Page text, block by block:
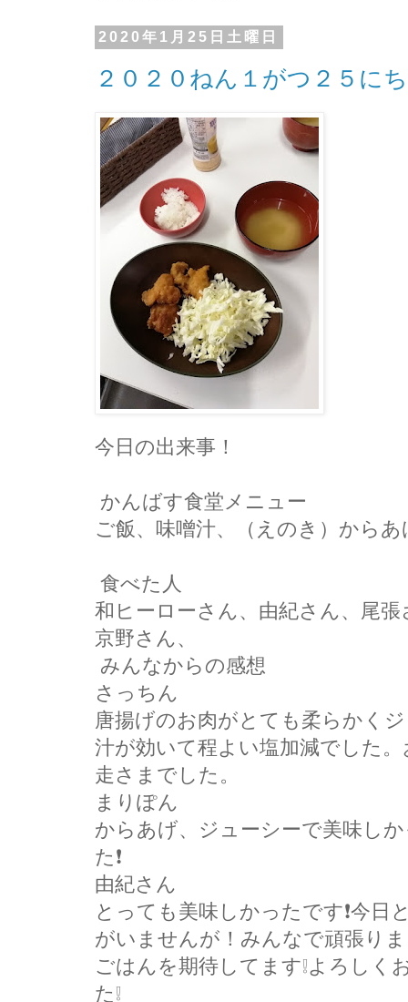
2020年1月25日土曜日
２０２０ねん１がつ２５に
今日の出来事！
かんばす食堂メニュー
ご飯、味噌汁、（えのき）から
食べた人
和ヒーローさん、由紀さん、尾
京野さん、
みんなからの感想
さっちん
唐揚げのお肉がとても柔らかく
汁が効いて程よい塩加減でした
走さまでした。
まりぽん
からあげ、ジューシーで美味し
た❗
由紀さん
とっても美味しかったです❗今
がいませんが！みんなで頑張りま
ごはんを期待してます❕よろしく
た❕